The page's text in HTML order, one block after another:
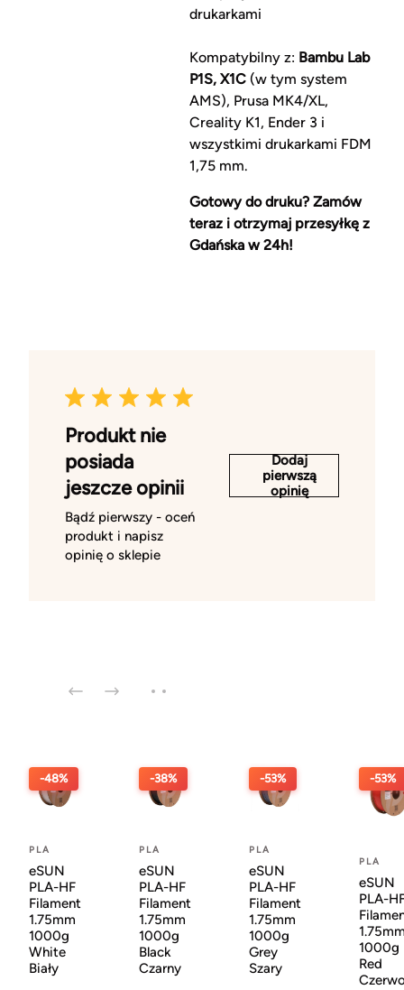
drukarkami
Kompatybilny z: Bambu Lab
P1S, X1C(w tym system
AMS), Prusa MK4/XL,
Creality K1, Ender 3 i
wszystkimi drukarkami FDM
1,75 mm.
Gotowy do druku? Zamów
teraz i otrzymaj przesyłkę z
Gdańska w 24h!
Produkt nie
posiada
jeszcze opinii
Bądź pierwszy - oceń
produkt i napisz
opinię o sklepie
Dodaj
pierwszą
opinię
-48%
PLA
eSUN
PLA-HF
Filament
1.75mm
1000g
White
Biały
-38%
PLA
eSUN
PLA-HF
Filament
1.75mm
1000g
Black
Czarny
-53%
PLA
eSUN
PLA-HF
Filament
1.75mm
1000g
Grey
Szary
-53%
PLA
eSUN
PLA-
1000g
Red